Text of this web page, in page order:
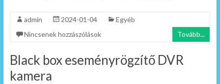
admin 2024-01-04
Egyéb
Nincsenek hozzászólások
Tovább...
Black box eseményrögzítő DVR
kamera